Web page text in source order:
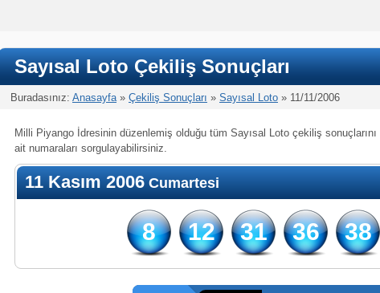
Sayısal Loto Çekiliş Sonuçları
Buradasınız: Anasayfa » Çekiliş Sonuçları » Sayısal Loto » 11/11/2006
Milli Piyango İdresinin düzenlemiş olduğu tüm Sayısal Loto çekiliş
ait numaraları sorgulayabilirsiniz.
11 Kasım 2006Cumartesi
8 12 31 36 38